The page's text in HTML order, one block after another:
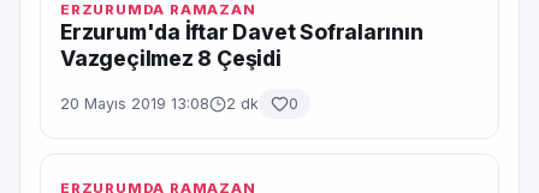
ERZURUMDA RAMAZAN
Erzurum'da İftar Davet Sofralarının
Vazgeçilmez 8 Çeşidi
20 Mayıs 2019 13:08 2 dk 0
ERZURUMDA RAMAZAN